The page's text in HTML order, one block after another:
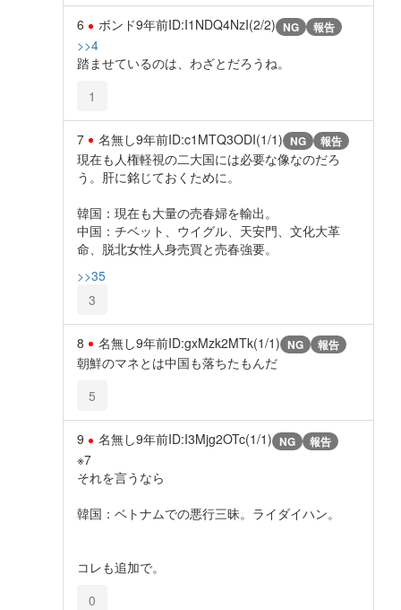
6 ボンド9年前ID:I1NDQ4NzI(2/2) NG 報告
>>4
踏ませているのは、わざとだろうね。
1
7 名無し9年前ID:c1MTQ3ODI(1/1) NG 報告
現在も人権軽視の二大国には必要な像なのだろ
う。肝に銘じておくために。
韓国：現在も大量の売春婦を輸出。
中国：チベット、ウイグル、天安門、文化大革
命、脱北女性人身売買と売春強要。
>>35
3
8 名無し9年前ID:gxMzk2MTk(1/1) NG 報告
朝鮮のマネとは中国も落ちたもんだ
5
9 名無し9年前ID:I3Mjg2OTc(1/1) NG 報告
※7
それを言うなら
韓国：ベトナムでの悪行三昧。ライダイハン。
コレも追加で。
0